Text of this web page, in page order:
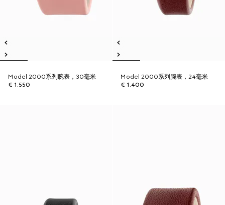
Model 2000系列腕表，30毫米
€ 1.550
Model 2000系列腕表，24毫米
€ 1.400